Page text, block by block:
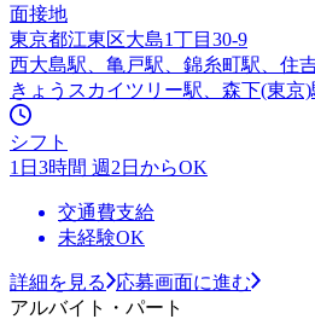
面接地
東京都江東区大島1丁目30-9
西大島駅、亀戸駅、錦糸町駅、住
きょうスカイツリー駅、森下(東京)
シフト
1日3時間 週2日からOK
交通費支給
未経験OK
詳細を見る
応募画面に進む
アルバイト・パート